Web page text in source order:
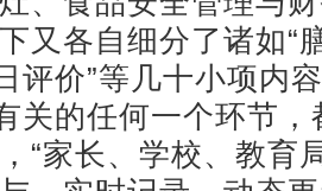
又各自细分了诸如“
评价”等几十小项内
关的任何一个环节
“家长、学校、教育